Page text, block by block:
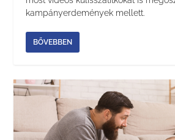
kampányerdemények mellett.
BŐVEBBEN